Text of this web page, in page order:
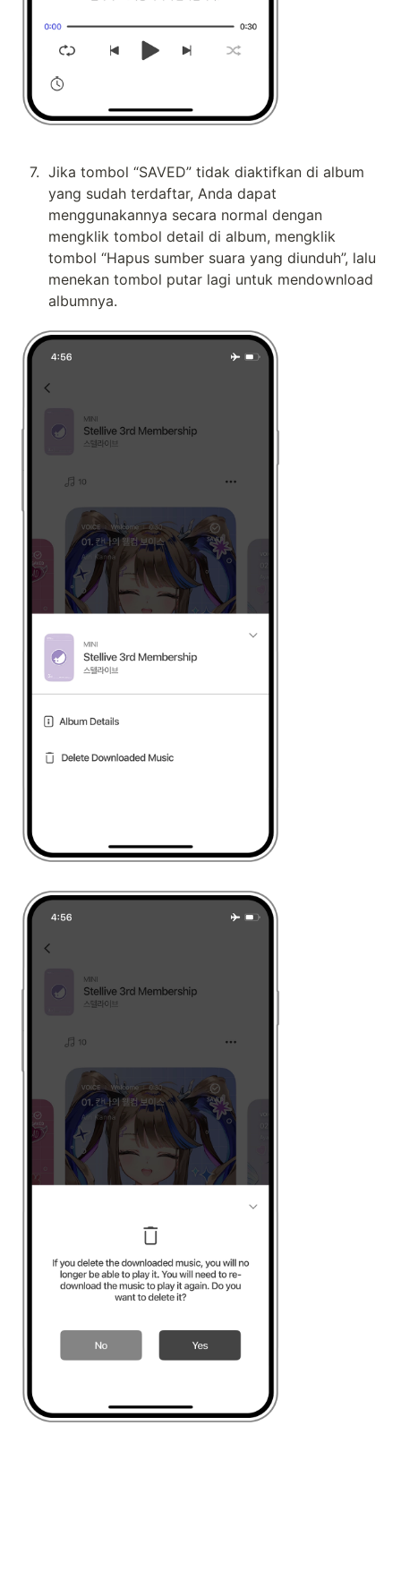
7. Jika tombol “SAVED” tidak diaktifkan di album
yang sudah terdaftar, Anda dapat
menggunakannya secara normal dengan
mengklik tombol detail di album, mengklik
tombol “Hapus sumber suara yang diunduh”, lalu
menekan tombol putar lagi untuk mendownload
albumnya.